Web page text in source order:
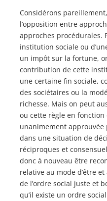
Considérons
l’opposition entre
approches procédurales.
institution sociale ou
un impôt sur la fortune,
contribution de cette
une certaine fin sociale,
des sociétaires ou la
richesse. Mais on peut
ou cette règle en
unanimement approuvée
dans une situation de
réciproques et
donc à nouveau être
relative au mode d’être
de l’ordre social juste et
qu’il existe un ordre